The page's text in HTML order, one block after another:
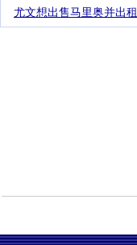
尤文想出售马里奥并出